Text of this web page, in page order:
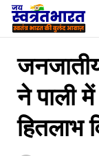
ने पाली में
हितलाभ